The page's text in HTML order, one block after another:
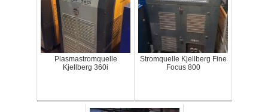
Plasmastromquelle
Kjellberg 360i
Stromquelle Kjellberg Fine
Focus 800